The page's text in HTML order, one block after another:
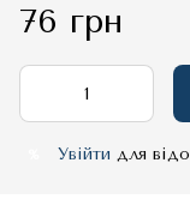
76 грн
Увійти для